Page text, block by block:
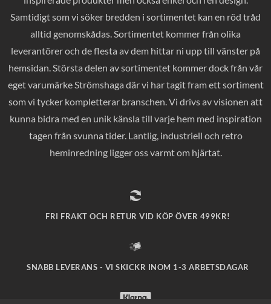
Samtidigt som vi söker bredden i sortimentet kan en röd tråd
alltid genomskådas. Sortimentet kommer från olika
leverantörer och de flesta av dem hittar ni upp till vänster på
hemsidan. Största delen av sortimentet kommer dock från vår
eget varumärke Strömshaga där vi har tagit fram ett sortiment
som vi tycker kompletterar branschen. Vi drivs av visionen att
kunna bidra med en unik känsla till varje hem med inspiration
tagen från svunna tider. Lantlig, industriell och retro
heminredning ligger oss varmt om hjärtat.
FRI FRAKT OCH RETUR VID KÖP ÖVER 499KR!
SNABB LEVERANS - VI SKICKR INOM 1-3 ARBETSDAGAR